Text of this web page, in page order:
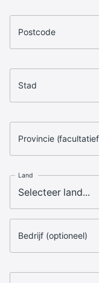
Postcode
Stad
Provincie
Land
Bedrijf (optioneel)